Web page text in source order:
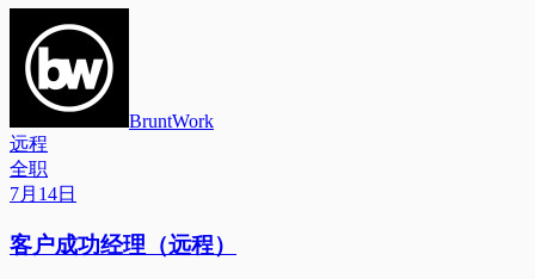
BruntWork
远程
全职
7月14日
客户成功经理（远程）